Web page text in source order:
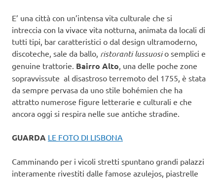
E’ una città con un’intensa vita culturale che si
intreccia con la vivace vita notturna, animata da locali di
tutti tipi, bar caratteristici o dal design ultramoderno,
discoteche, sale da ballo, ristoranti lussuosio semplici e
genuine trattorie. Bairro Alto, una delle poche zone
sopravvissute al disastroso terremoto del 1755, è stata
da sempre pervasa da uno stile bohémien che ha
attratto numerose figure letterarie e culturali e che
ancora oggi si respira nelle sue antiche stradine.
GUARDA LE FOTO DI LISBONA
Camminando per i vicoli stretti spuntano grandi palazzi
interamente rivestiti dalle famose azulejos, piastrelle